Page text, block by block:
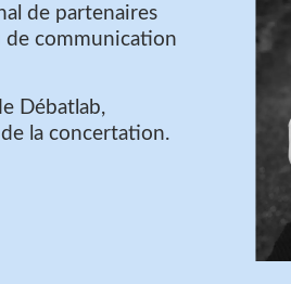
de partenaires
de communication
Débatlab,
la concertation.